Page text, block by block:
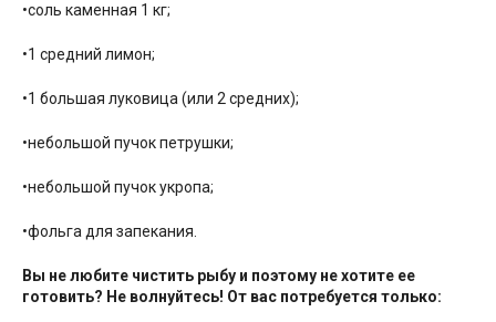
•соль каменная 1 кг;
•1 средний лимон;
•1 большая луковица (или 2 средних);
•небольшой пучок петрушки;
•небольшой пучок укропа;
•фольга для запекания.
Вы не любите чистить рыбу и поэтому не хотите ее
готовить? Не волнуйтесь! От вас потребуется только: